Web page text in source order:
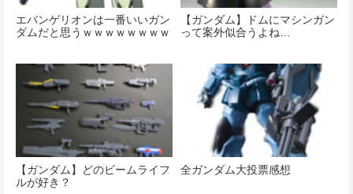
エバンゲリオンは一番いいガン
ダムだと思うｗｗｗｗｗｗｗｗ
【ガンダム】ドムにマシンガン
って案外似合うよね…
【ガンダム】どのビームライフ
ルが好き？
全ガンダム大投票感想